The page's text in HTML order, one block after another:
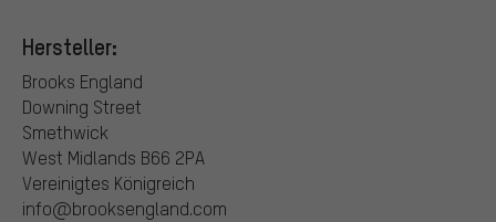
Hersteller:
Brooks England
Downing Street
Smethwick
West Midlands B66 2PA
Vereinigtes Königreich
info@brooksengland.com